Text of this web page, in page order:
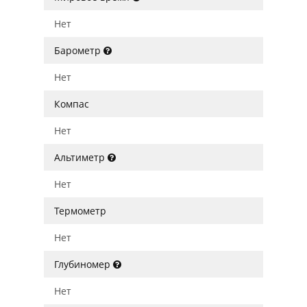
Нет
Барометр
Нет
Компас
Нет
Альтиметр
Нет
Термометр
Нет
Глубиномер
Нет